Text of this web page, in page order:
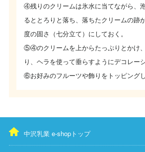
④残りのクリームは氷水に当てながら、
るととろりと落ち、落ちたクリームの跡
度の固さ（七分立て）にしておく。
⑤④のクリームを上からたっぷりとかけ
り、ヘラを使って垂らすようにデコレー
⑥お好みのフルーツや飾りをトッピング
中沢乳業 e-shopトップ